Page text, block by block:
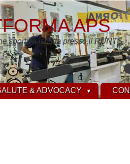
APS
sportiva iscritta presso il RUNTS
& ADVOCACY